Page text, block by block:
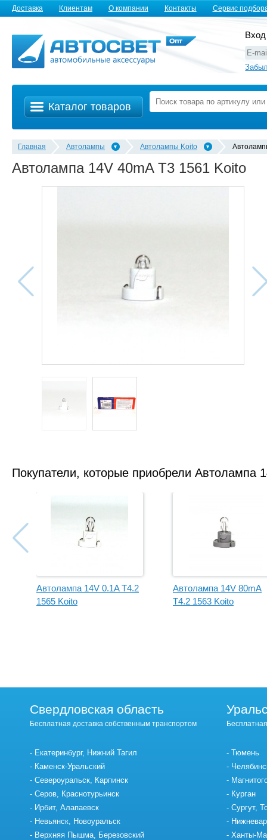
Доставка Клиентам О компании Контакты Сервис
Каталог товаров
Главная Автолампы Автолампы Koito
Автолампа 14V 40mA T3 1561 Koito
Покупатели, которые приобрели Автолампа
Автолампа 14V 0.1A T4.2
1565 Koito
Автолампа 14V 80mA
T4.2 1563 Koito
Свердловская область
Бесплатная доставка собственным транспортом
Екатеринбург, Нижний Тагил
Каменск-Уральский
Североуральск, Карпинск
Серов, Краснотурьинск
Ирбит, Алапаевск
Невьянск, Новоуральск
Верхняя Пышма, Березовский
Тюмень
Курган
Сургут,
Ханты-